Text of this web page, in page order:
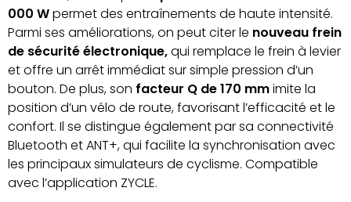
000 Wpermet des entraînements de haute intensité.
Parmi ses améliorations, on peut citer le nouveau frein
de sécurité électronique,qui remplace le frein à levier
et offre un arrêt immédiat sur simple pression d’un
bouton. De plus, son facteur Q de 170 mmimite la
position d’un vélo de route, favorisant l’efficacité et le
confort. Il se distingue également par sa connectivité
Bluetooth et ANT+, qui facilite la synchronisation avec
les principaux simulateurs de cyclisme. Compatible
avec l’application ZYCLE.